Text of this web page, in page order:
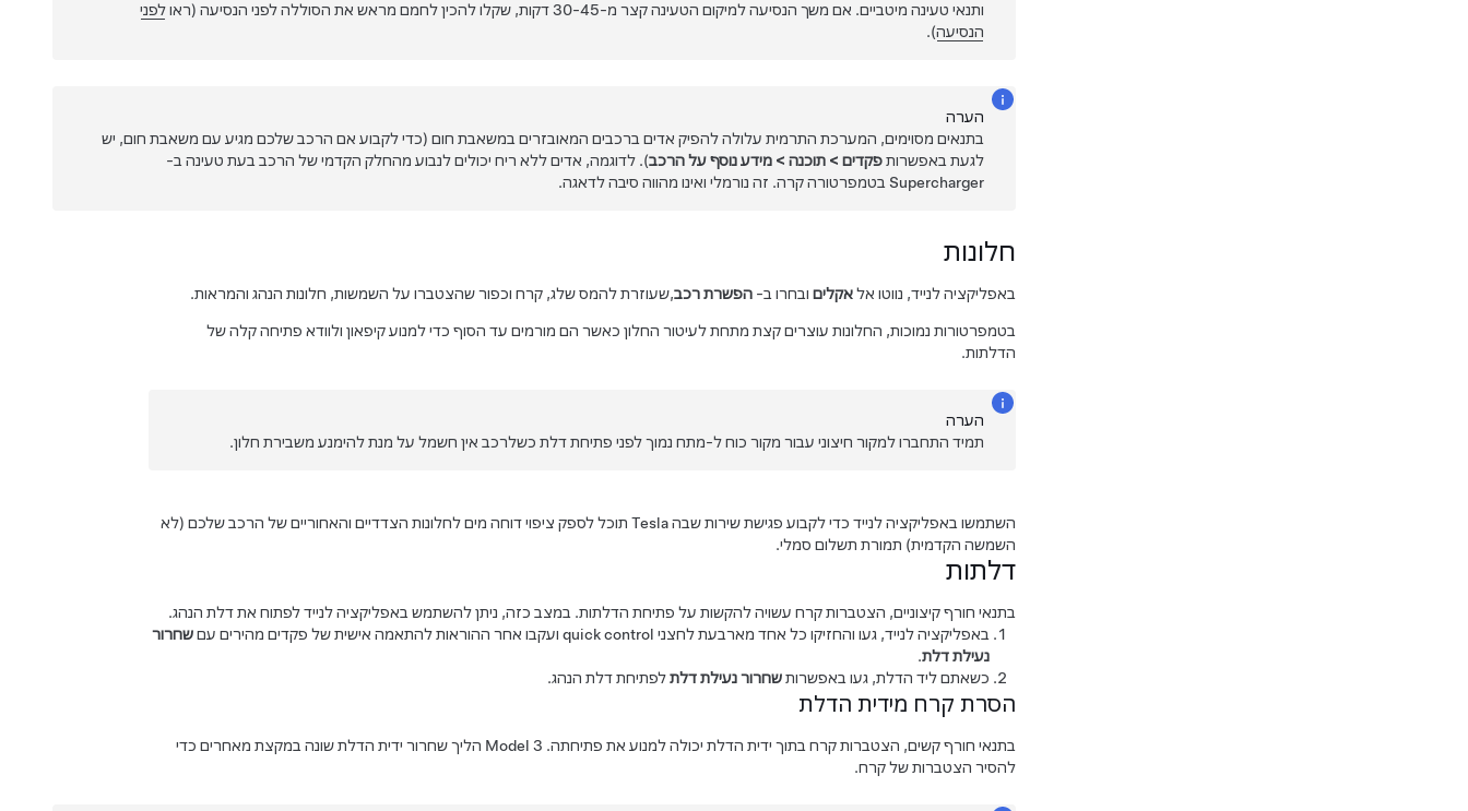
ותנאי טעינה מיטביים. אם משך הנסיעה למיקום הטעינה קצר מ-30-45 דקות, שקלו להכין לחמם מראש את הסוללה לפני הנסיעה (ראו
לפני
הנסיעה).
הערה
בתנאים מסוימים, המערכת התרמית עלולה להפיק אדים ברכבים המאובזרים במשאבת חום (כדי לקבוע אם הרכב שלכם מגיע עם משאבת חום, יש
לגעת באפשרותפקדים >תוכנה >מידע נוסף על הרכב). לדוגמה, אדים ללא ריח יכולים לנבוע מהחלק הקדמי של הרכב בעת טעינה ב-
Supercharger בטמפרטורה קרה. זה נורמלי ואינו מהווה סיבה לדאגה.
חלונות
באפליקציה לנייד, נווטו אלאקלים ובחרו ב- הפשרת רכב,שעוזרת להמס שלג, קרח וכפור שהצטברו על השמשות, חלונות הנהג והמראות.
בטמפרטורות נמוכות, החלונות עוצרים קצת מתחת לעיטור החלון כאשר הם מורמים עד הסוף כדי למנוע קיפאון ולוודא פתיחה קלה של
הדלתות.
הערה
תמיד התחברו למקור חיצוני עבור מקור כוח ל-מתח נמוךלפני פתיחת דלת כשלרכב אין חשמל על מנת להימנע משבירת חלון.
השתמשו באפליקציה לנייד כדי לקבוע פגישת שירות שבה Tesla תוכל לספק ציפוי דוחה מים לחלונות הצדדיים והאחוריים של הרכב שלכם (לא
השמשה הקדמית) תמורת תשלום סמלי.
דלתות
בתנאי חורף קיצוניים, הצטברות קרח עשויה להקשות על פתיחת הדלתות. במצב כזה, ניתן להשתמש באפליקציה לנייד לפתוח את דלת הנהג.
באפליקציה לנייד, געו והחזיקו כל אחד מארבעת לחצני quick control ועקבו אחר ההוראות להתאמה אישית של פקדים מהירים עם
שחרור
נעילת דלת.
כשאתם ליד הדלת, געו באפשרותשחרור נעילת דלתלפתיחת דלת הנהג.
הסרת קרח מידית הדלת
בתנאי חורף קשים, הצטברות קרח בתוך ידית הדלת יכולה למנוע את פתיחתה. Model 3 הליך שחרור ידית הדלת שונה במקצת מאחרים כדי
להסיר הצטברות של קרח.